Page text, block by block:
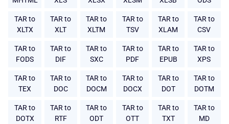
TAR to
XLTX
TAR to
XLT
TAR to
XLTM
TAR to
TSV
TAR to
XLAM
TAR to
CSV
TAR to
FODS
TAR to
DIF
TAR to
SXC
TAR to
PDF
TAR to
EPUB
TAR to
XPS
TAR to
TEX
TAR to
DOC
TAR to
DOCM
TAR to
DOCX
TAR to
DOT
TAR to
DOTM
TAR to
DOTX
TAR to
RTF
TAR to
ODT
TAR to
OTT
TAR to
TXT
TAR to
MD